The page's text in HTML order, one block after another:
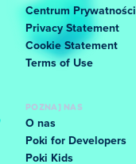
Centrum Prywatności
Privacy Statement
Cookie Statement
Terms of Use
POZNAJ NAS
O nas
Poki for Developers
Poki Kids